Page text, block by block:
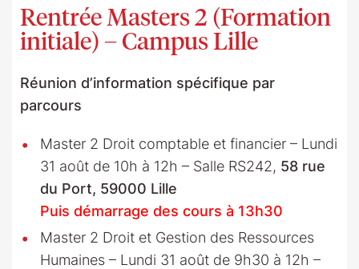
Rentrée Masters 2 (Formation
initiale) – Campus Lille
Réunion d’information spécifique par
parcours
Master 2 Droit comptable et financier – Lundi
31 août de 10h à 12h – Salle RS242, 58 rue
du Port, 59000 Lille
Puis démarrage des cours à 13h30
Master 2 Droit et Gestion des Ressources
Humaines – Lundi 31 août de 9h30 à 12h –